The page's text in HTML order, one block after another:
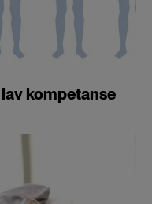
kompetanse